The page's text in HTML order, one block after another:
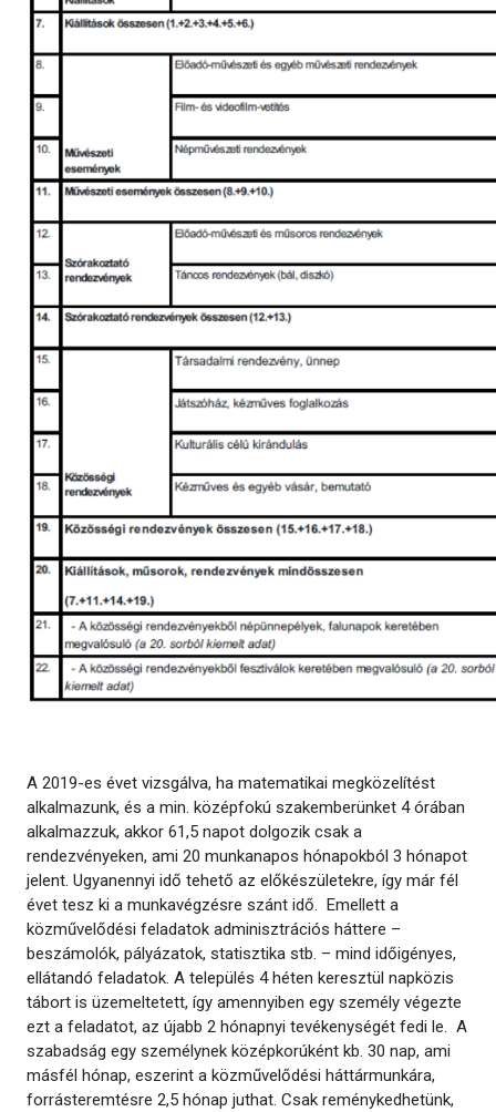
A 2019-es évet vizsgálva, ha matematikai megközelítést
alkalmazunk, és a min. középfokú szakemberünket 4 órában
alkalmazzuk, akkor 61,5 napot dolgozik csak a
rendezvényeken, ami 20 munkanapos hónapokból 3 hónapot
jelent. Ugyanennyi idő tehető az előkészületekre, így már fél
évet tesz ki a munkavégzésre szánt idő. Emellett a
közművelődési feladatok adminisztrációs háttere –
beszámolók, pályázatok, statisztika stb. – mind időigényes,
ellátandó feladatok. A település 4 héten keresztül napközis
tábort is üzemeltetett, így amennyiben egy személy végezte
ezt a feladatot, az újabb 2 hónapnyi tevékenységét fedi le. A
szabadság egy személynek középkorúként kb. 30 nap, ami
másfél hónap, eszerint a közművelődési háttármunkára,
forrásteremtésre 2,5 hónap juthat. Csak reménykedhetünk,